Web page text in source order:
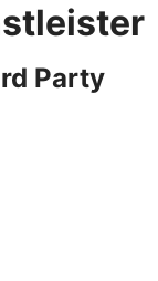
Party